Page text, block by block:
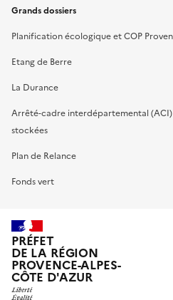
Grands dossiers
Planification écologique et COP
Etang de Berre
La Durance
Arrêté-cadre interdépartemental (ACI)
stockées
Plan de Relance
Fonds vert
PRÉFET
DE LA RÉGION
PROVENCE-ALPES-
CÔTE D'AZUR